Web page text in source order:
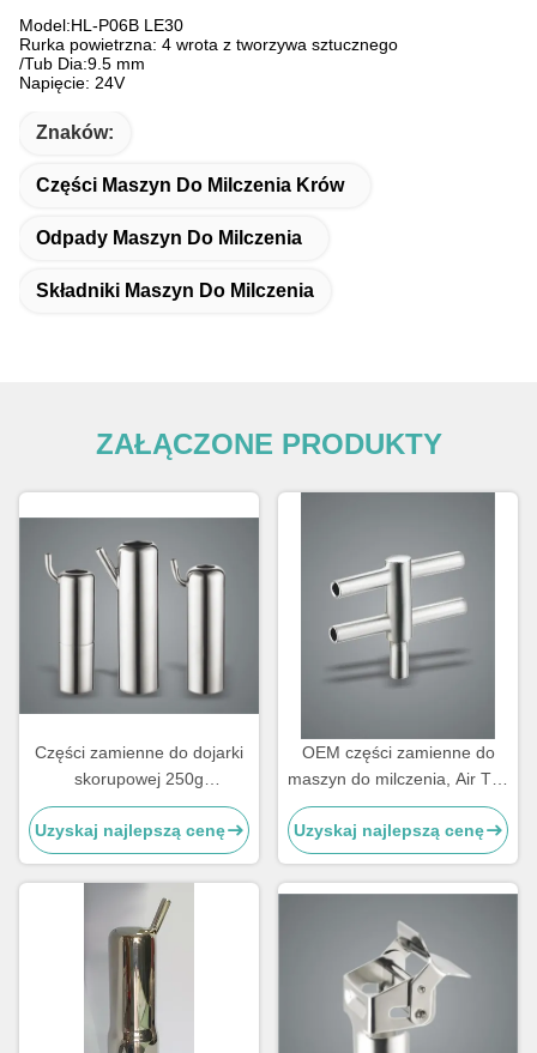
Model:HL-P06B LE30
Rurka powietrzna: 4 wrota z tworzywa sztucznego
/Tub Dia:9.5 mm
Napięcie: 24V
Znaków:
Części Maszyn Do Milczenia Krów
Odpady Maszyn Do Milczenia
Składniki Maszyn Do Milczenia
ZAŁĄCZONE PRODUKTY
Części zamienne do dojarki
skorupowej 250g
Konfigurowalny kubełek dla
kóz
Uzyskaj najlepszą cenę
OEM części zamienne do
maszyn do milczenia, Air Tee
typ Komponenty do maszyn
do milczenia
Uzyskaj najlepszą cenę